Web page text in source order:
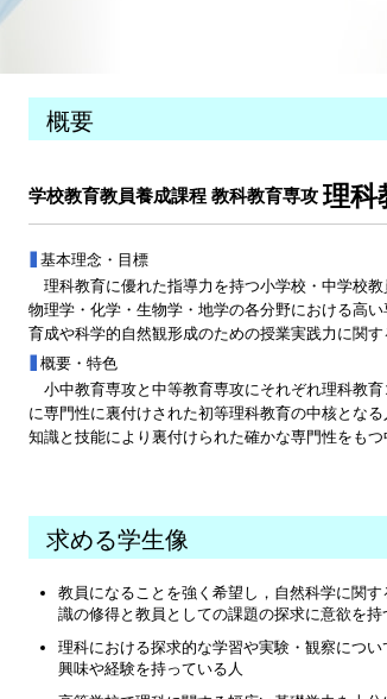
概要
学校教育教員養成課程 教科教育専攻 理科
基本理念・目標
理科教育に優れた指導力を持つ小学校・中学校
物理学・化学・生物学・地学の各分野における高
育成や科学的自然観形成のための授業実践力に関
概要・特色
小中教育専攻と中等教育専攻にそれぞれ理科教
に専門性に裏付けされた初等理科教育の中核とな
知識と技能により裏付けられた確かな専門性をも
求める学生像
教員になることを強く希望し，自然科学に関す
識の修得と教員としての課題の探求に意欲を持
理科における探求的な学習や実験・観察につい
興味や経験を持っている人